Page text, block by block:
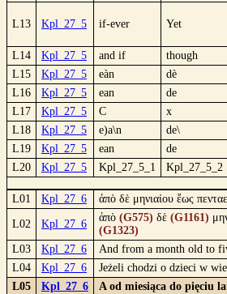
L13 Kpl_27_5 if-ever Yet
L14 Kpl_27_5 and if though
L15
Kpl_27_5 eàn dè
L16
Kpl_27_5 ean de
L17
Kpl_27_5 C x
L18
Kpl_27_5 e)a\n de\
L19
Kpl_27_5 ean de
L20
Kpl_27_5 Kpl_27_5_1 Kpl_27_5_2
L01 Kpl_27_6 ἀπὸ δὲ μηνιαίου ἕως
L02 Kpl_27_6
ἀπὸ (G575) δὲ (G1161)
(G1323)
L03
Kpl_27_6
And from a month old to
L04
Kpl_27_6
Jeżeli chodzi o dzieci w
L05
Kpl_27_6
A od miesiąca do pięciu